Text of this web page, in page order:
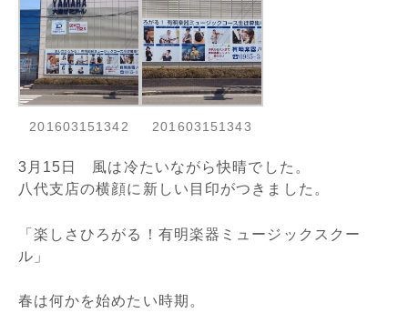
201603151342 201603151343
3月15日 風は冷たいながら快晴でした。
八代支店の横顔に新しい目印がつきました。
「楽しさひろがる！有明楽器ミュージックスクー
ル」
春は何かを始めたい時期。